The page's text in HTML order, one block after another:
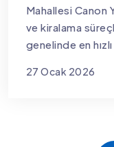
Mahallesi Canon
ve kiralama
genelinde en
27 Ocak 2026